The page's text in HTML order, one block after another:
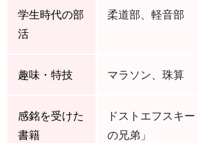
学生時代の部
活
柔道部、軽音部
趣味・特技 マラソン、珠算
感銘を受けた
書籍
ドストエフスキ
の兄弟」